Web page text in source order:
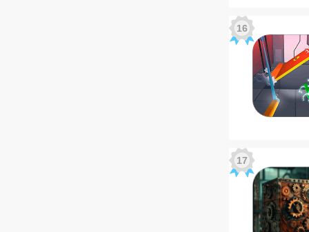
16
17